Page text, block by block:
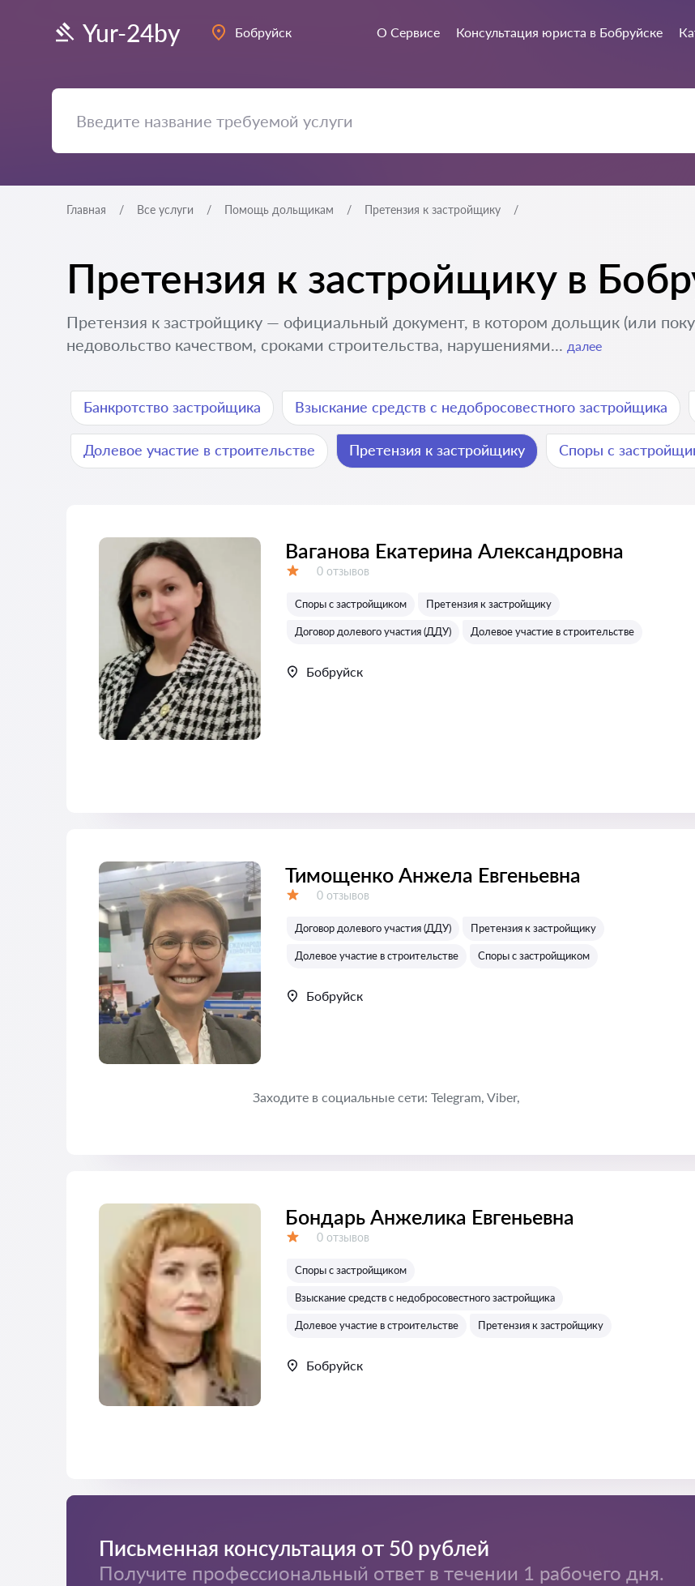
Yur-24by Бобруйск О Сервисе Консультация юриста в Бобруйске
Главная Все услуги Помощь дольщикам Претензия к застройщику
Претензия к застройщику в
Претензия к застройщику — официальный документ, в котором дольщик (или
недовольство качеством, сроками строительства, нарушениями... далее
Банкротство застройщика Взыскание средств с недобросовестного застройщика
Долевое участие в строительстве Претензия к застройщику Споры с
Ваганова Екатерина Александровна
Отзывов:
0 отзывов
Споры с застройщиком Претензия к застройщику
Договор долевого участия (ДДУ) Долевое участие в строительстве
Бобруйск
Тимощенко Анжела Евгеньевна
Отзывов:
0 отзывов
Договор долевого участия (ДДУ) Претензия к застройщику
Долевое участие в строительстве Споры с застройщиком
Бобруйск
Заходите в социальные cети: Telegram, Viber,
Бондарь Анжелика Евгеньевна
Отзывов:
0 отзывов
Споры с застройщиком
Взыскание средств с недобросовестного застройщика
Долевое участие в строительстве Претензия к застройщику
Бобруйск
Письменная консультация от 50 рублей
Получите профессиональный ответ в течении 1 рабочего дня.